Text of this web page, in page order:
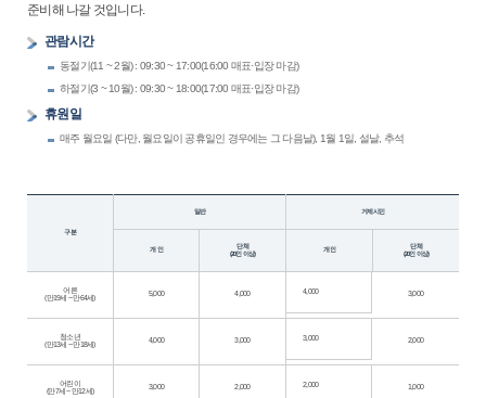
준비해 나갈 것입니다.
관람시간
동절기(11 ~ 2월) : 09:30 ~ 17:00(16:00 매표·입장 마감)
하절기(3 ~ 10월) : 09:30 ~ 18:00(17:00 매표·입장 마감)
휴원일
매주 월요일 (다만, 월요일이 공휴일인 경우에는 그 다음날), 1월 1일, 설날, 추석
구분
일반 거제시민
개 인
단 체
(20인 이상)
개 인
단 체
(20인 이상)
어 른
(만19세 ~ 만64세)
5,000 4,000 4,000 3,000
청소년
(만13세 ~ 만18세)
4,000 3,000 3,000 2,000
어린이
(만7세 ~ 만12세)
3,000 2,000 2,000 1,000